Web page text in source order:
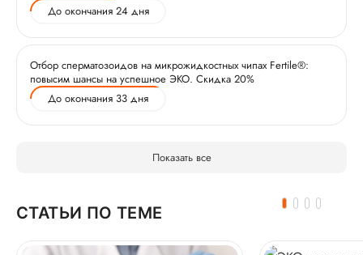
До окончания 24 дня
Отбор сперматозоидов на микрожидкостных чипах Fertile®:
повысим шансы на успешное ЭКО. Скидка 20%
До окончания 33 дня
Показать все
СТАТЬИ ПО ТЕМЕ